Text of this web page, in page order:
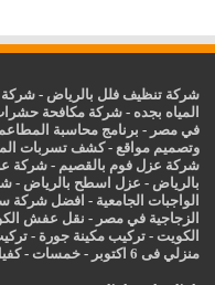
شركة تنظيف فلل بالرياض -شركة
المياه بجده -شركة مكافحة
في مصر - برنامج محاسبة
وتصميم مواقع -كشف تسربات
شركة عزل فوم بالقصيم -شركة
بالرياض - عزل اسطح بالرياض -
الواجبات الجامعية - افضل شركة
الزجاجية في مصر - نقل عفش
الكويت -تركيب مكينة جورة -
منزلي فى 6 اكتوبر
-خمسات -